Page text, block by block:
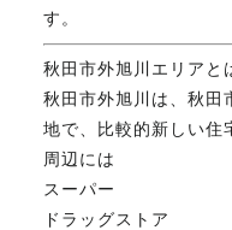
土曜
定休日：第2第
す。
秋田市外旭川エリアと
秋田市外旭川は、秋田
地で、比較的新しい住
周辺には
スーパー
ドラッグストア